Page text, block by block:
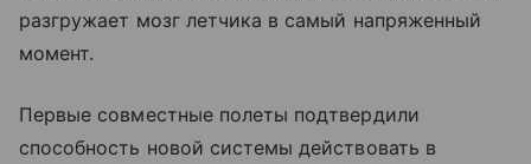
разгружает мозг летчика в самый напряженный
момент.
Первые совместные полеты подтвердили
способность новой системы действовать в